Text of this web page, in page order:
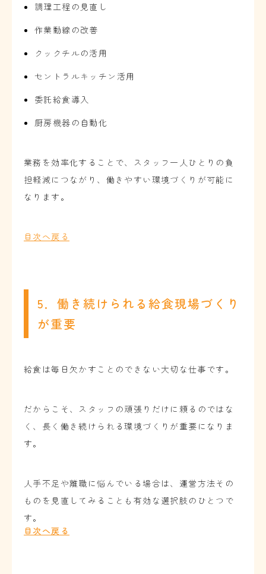
調理工程の見直し
作業動線の改善
クックチルの活用
セントラルキッチン活用
委託給食導入
厨房機器の自動化
業務を効率化することで、スタッフ一人ひとりの負
担軽減につながり、働きやすい環境づくりが可能に
なります。
目次へ戻る
5．働き続けられる給食現場づくり
が重要
給食は毎日欠かすことのできない大切な仕事です。
だからこそ、スタッフの頑張りだけに頼るのではな
く、長く働き続けられる環境づくりが重要になりま
す。
人手不足や離職に悩んでいる場合は、運営方法その
ものを見直してみることも有効な選択肢のひとつで
す。
目次へ戻る